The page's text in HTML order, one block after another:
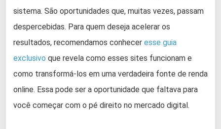
sistema. São oportunidades que, muitas vezes, passam
despercebidas. Para quem deseja acelerar os
resultados, recomendamos conhecer esse guia
exclusivo que revela como esses sites funcionam e
como transformá-los em uma verdadeira fonte de renda
online. Essa pode ser a oportunidade que faltava para
você começar com o pé direito no mercado digital.